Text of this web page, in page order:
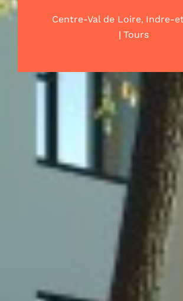
Centre-Val de Loire, Indre-
| Tours